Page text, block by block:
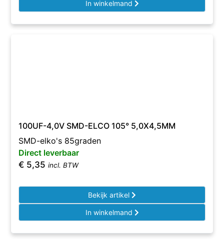
In winkelmand
100UF-4,0V SMD-ELCO 105° 5,0X4,5MM
SMD-elko's 85graden
Direct leverbaar
€ 5,35 incl. BTW
Bekijk artikel
In winkelmand